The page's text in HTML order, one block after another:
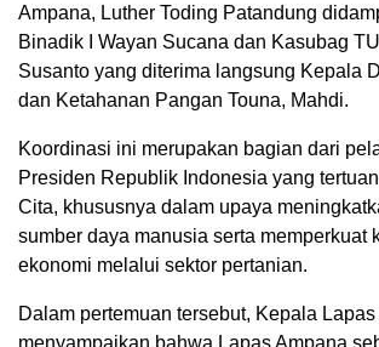
Ampana, Luther Toding Patandung
Binadik I Wayan Sucana dan Kasubag
Susanto yang diterima langsung Kepala
dan Ketahanan Pangan Touna, Mahdi.
Koordinasi ini merupakan bagian dari
Presiden Republik Indonesia yang
Cita, khususnya dalam upaya
sumber daya manusia serta memperkuat
ekonomi melalui sektor pertanian.
⁠Dalam pertemuan tersebut, Kepala
menyampaikan bahwa Lapas Ampana